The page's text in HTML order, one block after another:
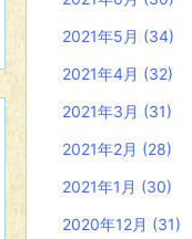
2021年5月 (34)
2021年4月 (32)
2021年3月 (31)
2021年2月 (28)
2021年1月 (30)
2020年12月 (31)